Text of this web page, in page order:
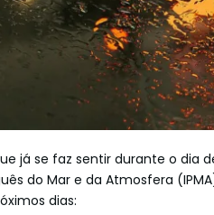
já se faz sentir durante o dia
do Mar e da Atmosfera
dias: